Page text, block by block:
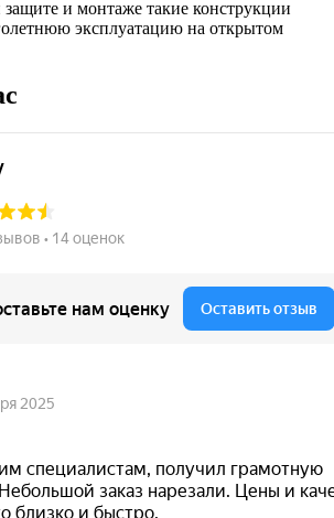
и монтаже такие конструкции
эксплуатацию на открытом